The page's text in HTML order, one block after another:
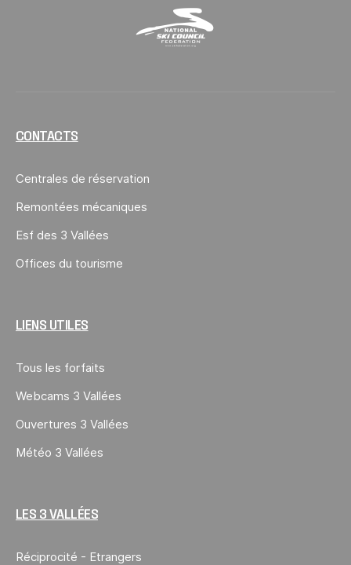
National Ski Council
CONTACTS
Centrales de réservation
Remontées mécaniques
Esf des 3 Vallées
Offices du tourisme
LIENS UTILES
Tous les forfaits
Webcams 3 Vallées
Ouvertures 3 Vallées
Météo 3 Vallées
LES 3 VALLÉES
Réciprocité - Etrangers